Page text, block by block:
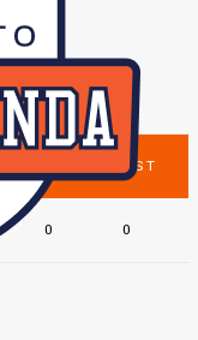
AST
0 0